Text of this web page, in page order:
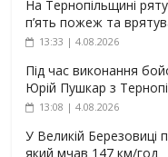
На Тернопільщині
п’ять пожеж та
13:33 | 4.08.2026
Під час виконання
Юрій Пушкар з
13:08 | 4.08.2026
У Великій Березовиці
який мчав 147 км/год